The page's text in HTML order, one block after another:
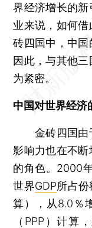
界经济增长的
业来说，如何
砖四国中，中国
因此，与其他
为紧密。
中国对世界经济
金砖四国由
影响力也在不
的角色。2000
世界GDP所占
算），从8.0％
（PPP）计算